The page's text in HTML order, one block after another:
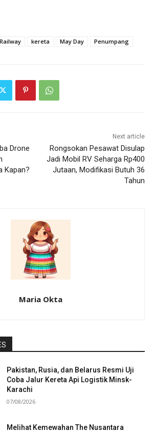
kereta May Day Penumpang
Drone
Kapan?
Next article
Rongsokan Pesawat Disulap
Jadi Mobil RV Seharga Rp400
Jutaan, Modifikasi Butuh 36
Tahun
Maria Okta
Pakistan, Rusia, dan Belarus Resmi Uji
Coba Jalur Kereta Api Logistik Minsk-
Karachi
07/08/2026
Melihat Kemewahan The Nusantara